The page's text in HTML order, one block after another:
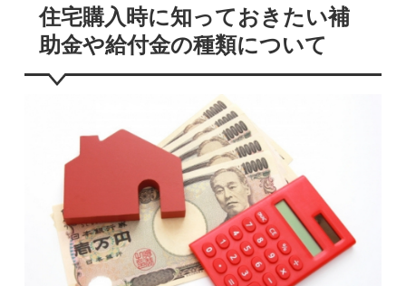
住宅購入時に知っておきたい補
助金や給付金の種類について